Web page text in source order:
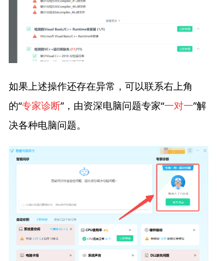
如果上述操作还存在异常，可以联系右上角
的“专家诊断”，由资深电脑问题专家“一对一”解
决各种电脑问题。